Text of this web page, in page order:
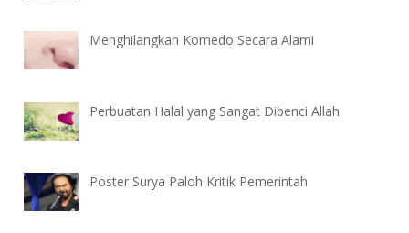
Menghilangkan Komedo Secara Alami
Perbuatan Halal yang Sangat Dibenci Allah
Poster Surya Paloh Kritik Pemerintah